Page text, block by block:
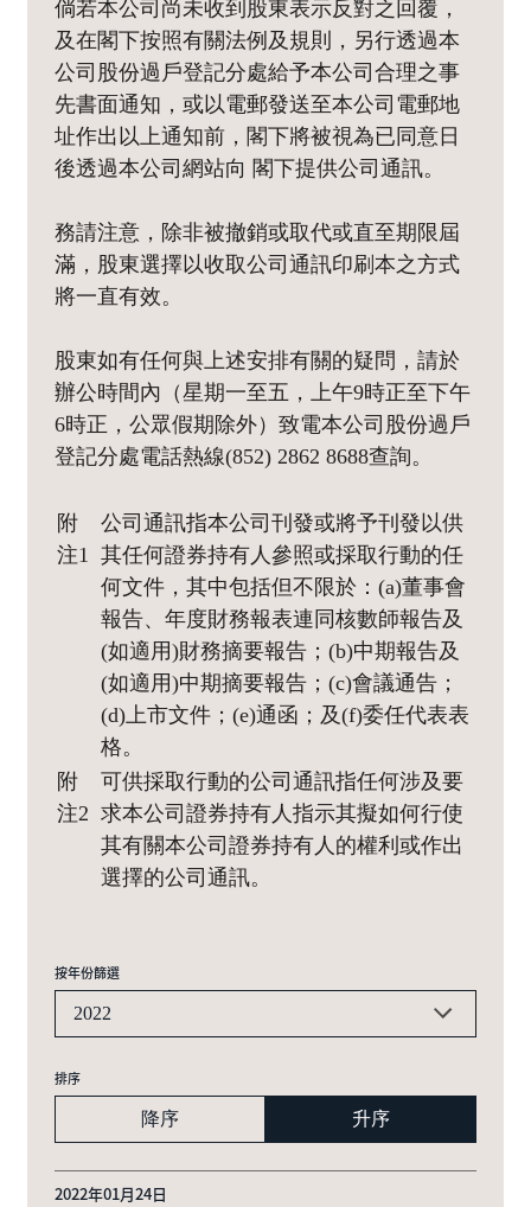
倘若本公司尚未收到股東表示反對之回覆，
及在閣下按照有關法例及規則，另行透過本
公司股份過戶登記分處給予本公司合理之事
先書面通知，或以電郵發送至本公司電郵地
址作出以上通知前，閣下將被視為已同意日
後透過本公司網站向 閣下提供公司通訊。
務請注意，除非被撤銷或取代或直至期限屆
滿，股東選擇以收取公司通訊印刷本之方式
將一直有效。
股東如有任何與上述安排有關的疑問，請於
辦公時間內（星期一至五，上午9時正至下午
6時正，公眾假期除外）致電本公司股份過戶
登記分處電話熱線(852) 2862 8688查詢。
附
注1
公司通訊指本公司刊發或將予刊發以供
其任何證券持有人參照或採取行動的任
何文件，其中包括但不限於：(a)董事會
報告、年度財務報表連同核數師報告及
(如適用)財務摘要報告；(b)中期報告及
(如適用)中期摘要報告；(c)會議通告；
(d)上市文件；(e)通函；及(f)委任代表表
格。
附
注2
可供採取行動的公司通訊指任何涉及要
求本公司證券持有人指示其擬如何行使
其有關本公司證券持有人的權利或作出
選擇的公司通訊。
按年份篩選
2022
排序
降序 升序
2022年01月24日